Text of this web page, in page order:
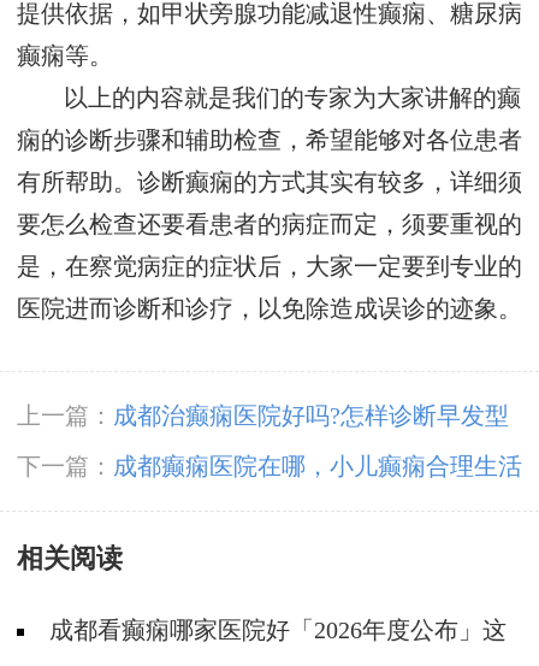
提供依据，如甲状旁腺功能减退性癫痫、糖尿病
癫痫等。
以上的内容就是我们的专家为大家讲解的癫
痫的诊断步骤和辅助检查，希望能够对各位患者
有所帮助。诊断癫痫的方式其实有较多，详细须
要怎么检查还要看患者的病症而定，须要重视的
是，在察觉病症的症状后，大家一定要到专业的
医院进而诊断和诊疗，以免除造成误诊的迹象。
上一篇： 成都治癫痫医院好吗?怎样诊断早发型
儿童良性枕叶癫痫?
下一篇： 成都癫痫医院在哪，小儿癫痫合理生活
对恢复有帮助吗?
相关阅读
成都看癫痫哪家医院好「2026年度公布」这